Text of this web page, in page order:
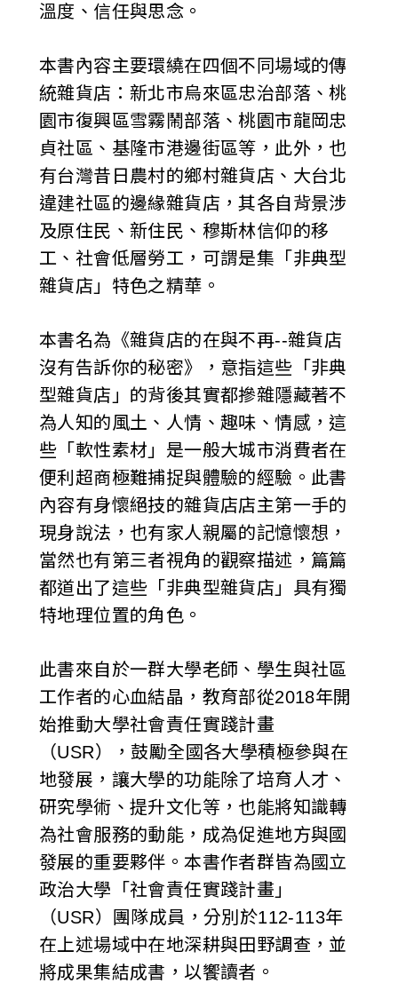
溫度、信任與思念。
本書內容主要環繞在四個不同場域的傳
統雜貨店：新北市烏來區忠治部落、桃
園市復興區雪霧鬧部落、桃園市龍岡忠
貞社區、基隆市港邊街區等，此外，也
有台灣昔日農村的鄉村雜貨店、大台北
違建社區的邊緣雜貨店，其各自背景涉
及原住民、新住民、穆斯林信仰的移
工、社會低層勞工，可謂是集「非典型
雜貨店」特色之精華。
本書名為《雜貨店的在與不再--雜貨店
沒有告訴你的秘密》，意指這些「非典
型雜貨店」的背後其實都摻雜隱藏著不
為人知的風土、人情、趣味、情感，這
些「軟性素材」是一般大城市消費者在
便利超商極難捕捉與體驗的經驗。此書
內容有身懷絕技的雜貨店店主第一手的
現身說法，也有家人親屬的記憶懷想，
當然也有第三者視角的觀察描述，篇篇
都道出了這些「非典型雜貨店」具有獨
特地理位置的角色。
此書來自於一群大學老師、學生與社區
工作者的心血結晶，教育部從2018年開
始推動大學社會責任實踐計畫
（USR），鼓勵全國各大學積極參與在
地發展，讓大學的功能除了培育人才、
研究學術、提升文化等，也能將知識轉
為社會服務的動能，成為促進地方與國
發展的重要夥伴。本書作者群皆為國立
政治大學「社會責任實踐計畫」
（USR）團隊成員，分別於112-113年
在上述場域中在地深耕與田野調查，並
將成果集結成書，以饗讀者。